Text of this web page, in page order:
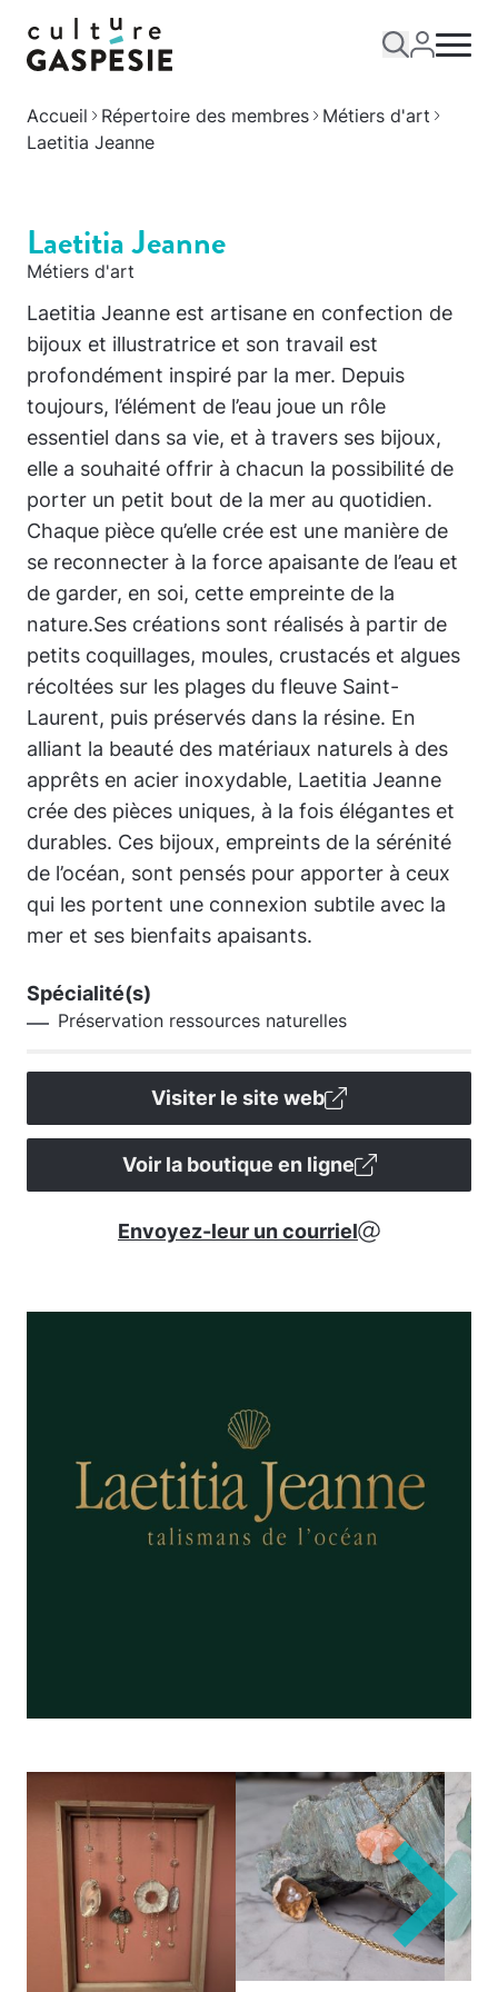
Accueil Répertoire des membres
Métiers d'art
Laetitia Jeanne
Laetitia Jeanne
Métiers d'art
Laetitia Jeanne est artisane en confection de
bijoux et illustratrice et son travail est
profondément inspiré par la mer. Depuis
toujours, l’élément de l’eau joue un rôle
essentiel dans sa vie, et à travers ses bijoux,
elle a souhaité offrir à chacun la possibilité de
porter un petit bout de la mer au quotidien.
Chaque pièce qu’elle crée est une manière de
se reconnecter à la force apaisante de l’eau et
de garder, en soi, cette empreinte de la
nature.Ses créations sont réalisés à partir de
petits coquillages, moules, crustacés et algues
récoltées sur les plages du fleuve Saint-
Laurent, puis préservés dans la résine. En
alliant la beauté des matériaux naturels à des
apprêts en acier inoxydable, Laetitia Jeanne
crée des pièces uniques, à la fois élégantes et
durables. Ces bijoux, empreints de la sérénité
de l’océan, sont pensés pour apporter à ceux
qui les portent une connexion subtile avec la
mer et ses bienfaits apaisants.
Spécialité(s)
Préservation ressources naturelles
Visiter le site web
Voir la boutique en ligne
Envoyez-leur un courriel